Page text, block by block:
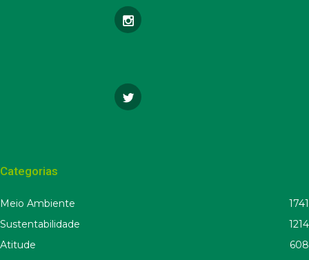
Categorias
Meio Ambiente
1741
Sustentabilidade
1214
Atitude
608